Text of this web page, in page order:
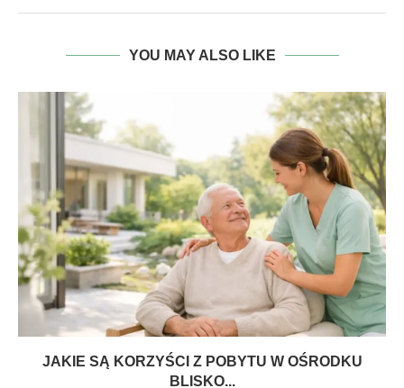
YOU MAY ALSO LIKE
JAKIE SĄ KORZYŚCI Z POBYTU W OŚRODKU
BLISKO...